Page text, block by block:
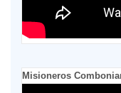
Misioneros